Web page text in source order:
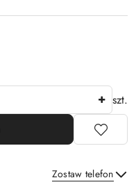
szt.
Zostaw telefon